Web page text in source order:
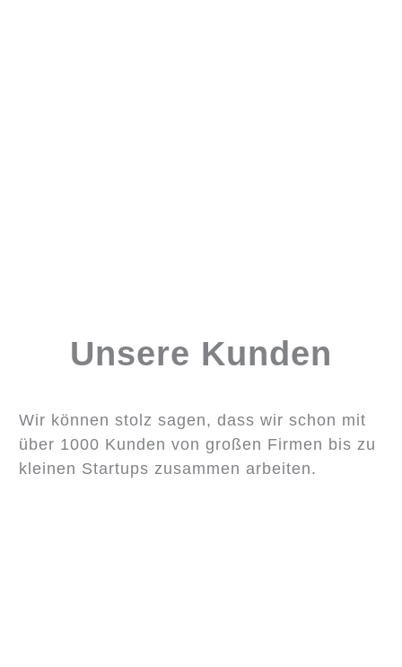
Unsere Kunden
Wir können stolz sagen, dass wir schon mit
über 1000 Kunden von großen Firmen bis zu
kleinen Startups zusammen arbeiten.